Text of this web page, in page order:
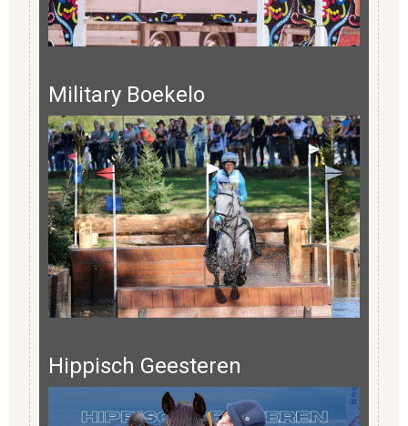
Military Boekelo
Hippisch Geesteren